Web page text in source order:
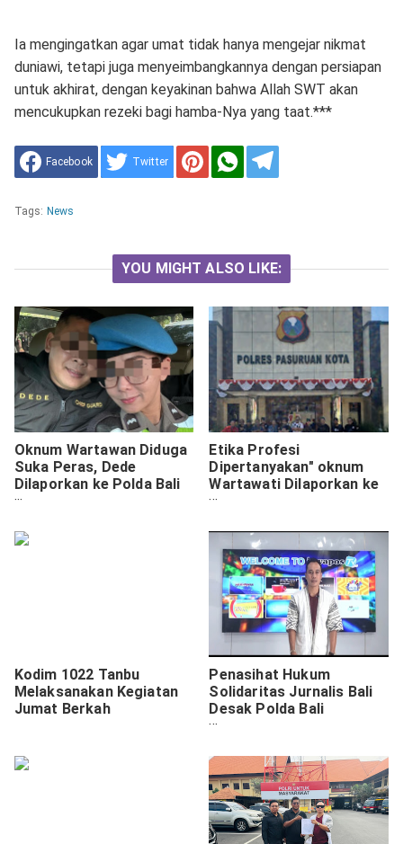
Ia mengingatkan agar umat tidak hanya mengejar nikmat
duniawi, tetapi juga menyeimbangkannya dengan persiapan
untuk akhirat, dengan keyakinan bahwa Allah SWT akan
mencukupkan rezeki bagi hamba-Nya yang taat.***
Facebook Twitter
Tags: News
YOU MIGHT ALSO LIKE:
Oknum Wartawan Diduga
Suka Peras, Dede
Dilaporkan ke Polda Bali
Atas Enam Dugaan
Etika Profesi
Dipertanyakan" oknum
Wartawati Dilaporkan ke
Polisi oleh Aliansi SAPA
Kodim 1022 Tanbu
Melaksanakan Kegiatan
Jumat Berkah
Penasihat Hukum
Solidaritas Jurnalis Bali
Desak Polda Bali
Tegakkan Hukum Secara
Jurnalis